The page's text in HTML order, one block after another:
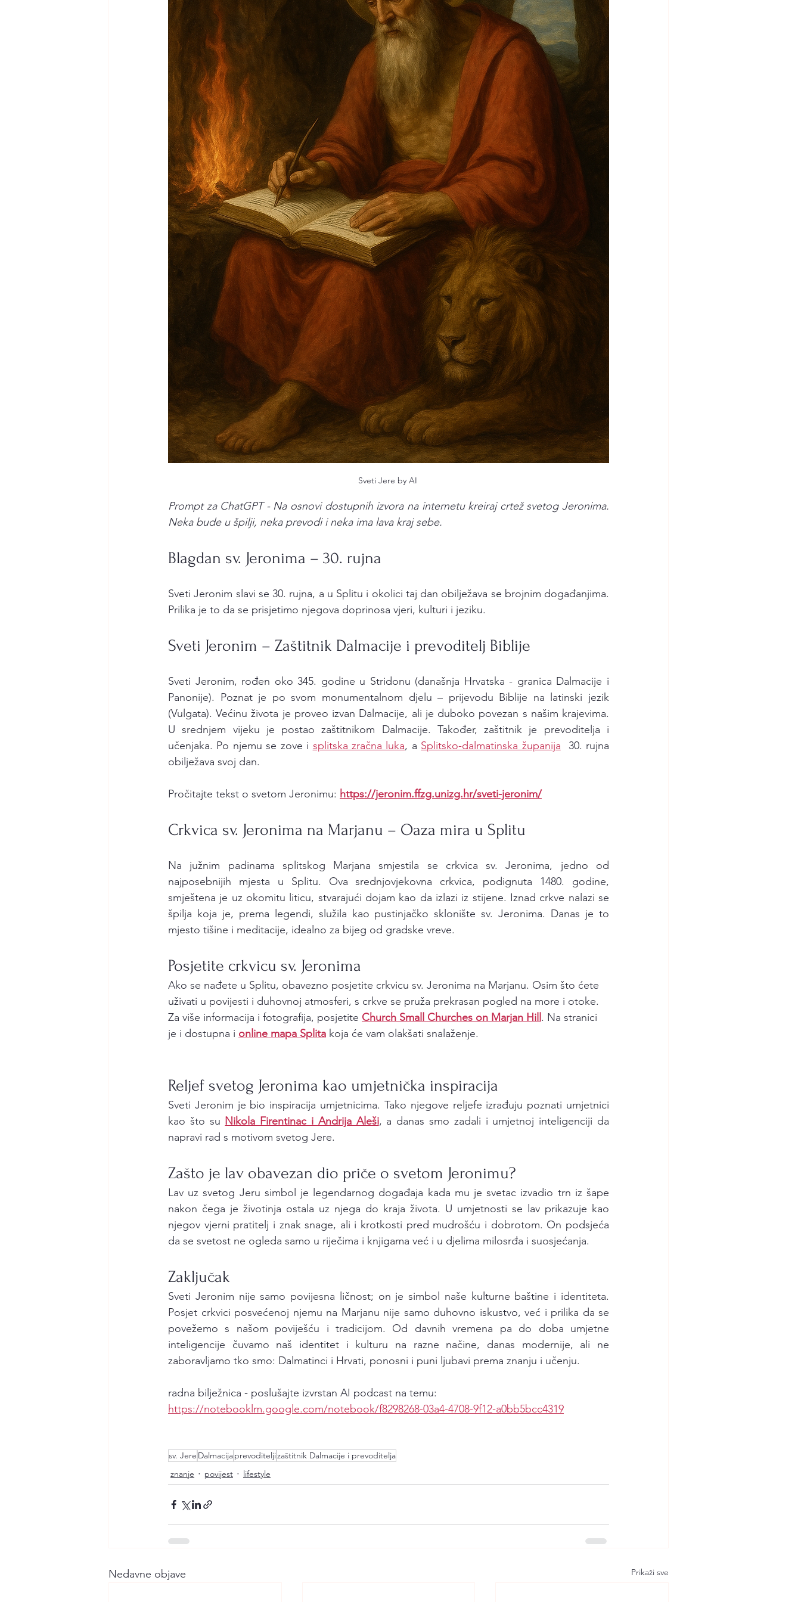
Sveti Jere by AI
Prompt za ChatGPT - Na osnovi dostupnih izvora na internetu kreiraj crtež svetog Jeronima.
Neka bude u špilji, neka prevodi i neka ima lava kraj sebe.
Blagdan sv. Jeronima – 30. rujna
Sveti Jeronim slavi se 30. rujna, a u Splitu i okolici taj dan obilježava se brojnim događanjima.
Prilika je to da se prisjetimo njegova doprinosa vjeri, kulturi i jeziku.
Sveti Jeronim – Zaštitnik Dalmacije i prevoditelj Biblije
Sveti Jeronim, rođen oko 345. godine u Stridonu (današnja Hrvatska - granica Dalmacije i
Panonije). Poznat je po svom monumentalnom djelu – prijevodu Biblije na latinski jezik
(Vulgata). Većinu života je proveo izvan Dalmacije, ali je duboko povezan s našim krajevima.
U srednjem vijeku je postao zaštitnikom Dalmacije. Također, zaštitnik je prevoditelja i
učenjaka. Po njemu se zove i splitska zračna luka, a Splitsko-dalmatinska županija
30. rujna
obilježava svoj dan.
Pročitajte tekst o svetom Jeronimu: https://jeronim.ffzg.unizg.hr/sveti-jeronim/
Crkvica sv. Jeronima na Marjanu – Oaza mira u Splitu
Na južnim padinama splitskog Marjana smjestila se crkvica sv. Jeronima, jedno od
najposebnijih mjesta u Splitu. Ova srednjovjekovna crkvica, podignuta 1480. godine,
smještena je uz okomitu liticu, stvarajući dojam kao da izlazi iz stijene. Iznad crkve nalazi se
špilja koja je, prema legendi, služila kao pustinjačko sklonište sv. Jeronima. Danas je to
mjesto tišine i meditacije, idealno za bijeg od gradske vreve.
Posjetite crkvicu sv. Jeronima
Ako se nađete u Splitu, obavezno posjetite crkvicu sv. Jeronima na Marjanu. Osim što ćete
uživati u povijesti i duhovnoj atmosferi, s crkve se pruža prekrasan pogled na more i otoke.
Za više informacija i fotografija, posjetite Church Small Churches on Marjan Hill . Na stranici
je i dostupna i online mapa Splita koja će vam olakšati snalaženje.
Reljef svetog Jeronima kao umjetnička inspiracija
Sveti Jeronim je bio inspiracija umjetnicima. Tako njegove reljefe izrađuju poznati umjetnici
kao što su Nikola Firentinac i Andrija Aleši, a danas smo zadali i umjetnoj inteligenciji da
napravi rad s motivom svetog Jere.
Zašto je lav obavezan dio priče o svetom Jeronimu?
Lav uz svetog Jeru simbol je legendarnog događaja kada mu je svetac izvadio trn iz šape
nakon čega je životinja ostala uz njega do kraja života. U umjetnosti se lav prikazuje kao
njegov vjerni pratitelj i znak snage, ali i krotkosti pred mudrošću i dobrotom. On podsjeća
da se svetost ne ogleda samo u riječima i knjigama već i u djelima milosrđa i suosjećanja.
Zaključak
Sveti Jeronim nije samo povijesna ličnost; on je simbol naše kulturne baštine i identiteta.
Posjet crkvici posvećenoj njemu na Marjanu nije samo duhovno iskustvo, već i prilika da se
povežemo s našom poviješću i tradicijom. Od davnih vremena pa do doba umjetne
inteligencije čuvamo naš identitet i kulturu na razne načine, danas modernije, ali ne
zaboravljamo tko smo: Dalmatinci i Hrvati, ponosni i puni ljubavi prema znanju i učenju.
radna bilježnica - poslušajte izvrstan AI podcast na temu:
https://notebooklm.google.com/notebook/f8298268-03a4-4708-9f12-a0bb5bcc4319
sv. Jere Dalmacijaprevoditeljizaštitnik Dalmacije i prevoditelja
znanje
povijest lifestyle
Nedavne objave Prikaži sve